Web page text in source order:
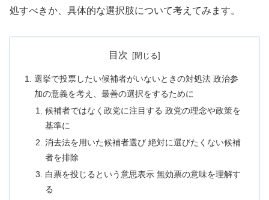
処すべきか、具体的な選択肢について考えてみます。
目次
選挙で投票したい候補者がいないときの対処法 政治参
加の意義を考え、最善の選択をするために
候補者ではなく政党に注目する 政党の理念や政策を
基準に
消去法を用いた候補者選び 絶対に選びたくない候補
者を排除
白票を投じるという意思表示 無効票の意味を理解す
る